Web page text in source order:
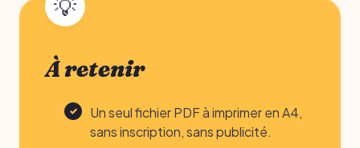
À retenir
Un seul fichier PDF à imprimer en A4,
sans inscription, sans publicité.